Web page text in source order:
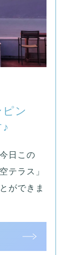
ピン
日この
テラス」
ができま